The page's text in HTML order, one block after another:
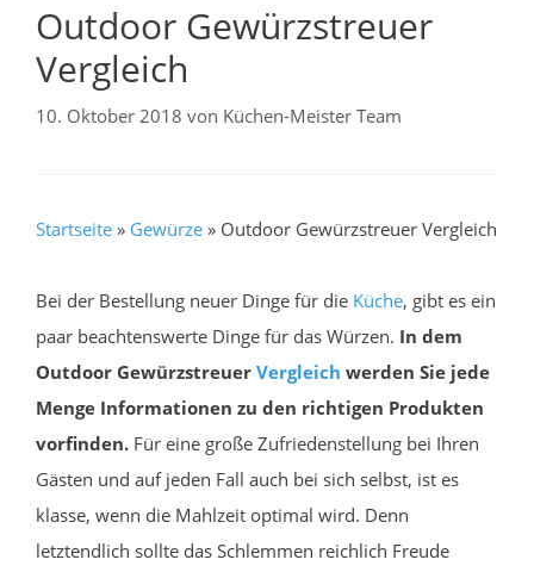
Outdoor Gewürzstreuer
Vergleich
10. Oktober 2018 von Küchen-Meister Team
Startseite » Gewürze » Outdoor Gewürzstreuer Vergleich
Bei der Bestellung neuer Dinge für die Küche, gibt es ein
paar beachtenswerte Dinge für das Würzen. In dem
Outdoor Gewürzstreuer Vergleich werden Sie jede
Menge Informationen zu den richtigen Produkten
vorfinden. Für eine große Zufriedenstellung bei Ihren
Gästen und auf jeden Fall auch bei sich selbst, ist es
klasse, wenn die Mahlzeit optimal wird. Denn
letztendlich sollte das Schlemmen reichlich Freude